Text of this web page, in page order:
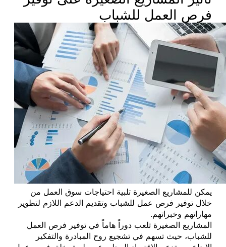
فرص العمل للشباب
يمكن للمشاريع الصغيرة تلبية احتياجات سوق العمل من
خلال توفير فرص عمل للشباب وتقديم الدعم اللازم لتطوير
مهاراتهم وخبراتهم.
المشاريع الصغيرة تلعب دوراً هاماً في توفير فرص العمل
للشباب، حيث تسهم في تشجيع روح المبادرة والتفكير